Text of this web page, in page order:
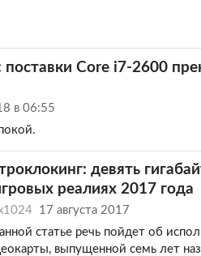
Core i7-2600
в 06:55
девять
реалиях 2017 года
17 августа 2017
статье речь пойдет об
выпущенной семь лет